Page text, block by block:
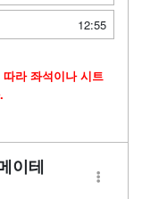
12:55
라 좌석이나 시트
이테